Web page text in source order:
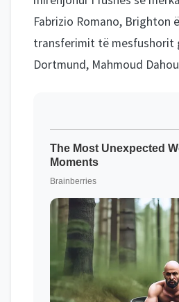
Fabrizio Romano, Brighton
transferimit të mesfushorit
Dortmund, Mahmoud